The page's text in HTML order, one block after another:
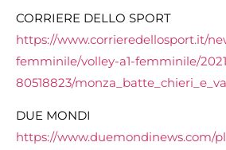
CORRIERE DELLO SPORT
https://www.corrieredellosport.it/
femminile/volley-a1-femminile/
80518823/
DUE MONDI
https://www.duemondinews.com/